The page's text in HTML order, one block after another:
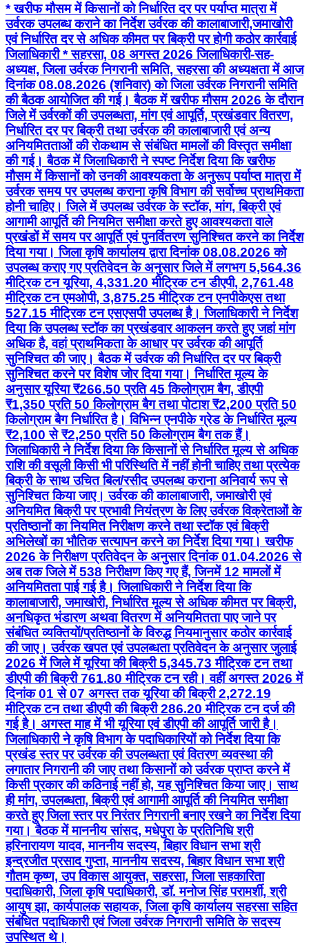
* खरीफ मौसम में किसानों को निर्धारित दर पर पर्याप्त मात्रा में
उर्वरक उपलब्ध कराने का निर्देश उर्वरक की कालाबाजारी,जमाखोरी
एवं निर्धारित दर से अधिक कीमत पर बिक्री पर होगी कठोर कार्रवाई
जिलाधिकारी * सहरसा, 08 अगस्त 2026 जिलाधिकारी-सह-
अध्यक्ष, जिला उर्वरक निगरानी समिति, सहरसा की अध्यक्षता में आज
दिनांक 08.08.2026 (शनिवार) को जिला उर्वरक निगरानी समिति
की बैठक आयोजित की गई। बैठक में खरीफ मौसम 2026 के दौरान
जिले में उर्वरकों की उपलब्धता, मांग एवं आपूर्ति, प्रखंडवार वितरण,
निर्धारित दर पर बिक्री तथा उर्वरक की कालाबाजारी एवं अन्य
अनियमितताओं की रोकथाम से संबंधित मामलों की विस्तृत समीक्षा
की गई। बैठक में जिलाधिकारी ने स्पष्ट निर्देश दिया कि खरीफ
मौसम में किसानों को उनकी आवश्यकता के अनुरूप पर्याप्त मात्रा में
उर्वरक समय पर उपलब्ध कराना कृषि विभाग की सर्वोच्च प्राथमिकता
होनी चाहिए। जिले में उपलब्ध उर्वरक के स्टॉक, मांग, बिक्री एवं
आगामी आपूर्ति की नियमित समीक्षा करते हुए आवश्यकता वाले
प्रखंडों में समय पर आपूर्ति एवं पुनर्वितरण सुनिश्चित करने का निर्देश
दिया गया। जिला कृषि कार्यालय द्वारा दिनांक 08.08.2026 को
उपलब्ध कराए गए प्रतिवेदन के अनुसार जिले में लगभग 5,564.36
मीट्रिक टन यूरिया, 4,331.20 मीट्रिक टन डीएपी, 2,761.48
मीट्रिक टन एमओपी, 3,875.25 मीट्रिक टन एनपीकेएस तथा
527.15 मीट्रिक टन एसएसपी उपलब्ध है। जिलाधिकारी ने निर्देश
दिया कि उपलब्ध स्टॉक का प्रखंडवार आकलन करते हुए जहां मांग
अधिक है, वहां प्राथमिकता के आधार पर उर्वरक की आपूर्ति
सुनिश्चित की जाए। बैठक में उर्वरक की निर्धारित दर पर बिक्री
सुनिश्चित करने पर विशेष जोर दिया गया। निर्धारित मूल्य के
अनुसार यूरिया ₹266.50 प्रति 45 किलोग्राम बैग, डीएपी
₹1,350 प्रति 50 किलोग्राम बैग तथा पोटाश ₹2,200 प्रति 50
किलोग्राम बैग निर्धारित है। विभिन्न एनपीके ग्रेड के निर्धारित मूल्य
₹2,100 से ₹2,250 प्रति 50 किलोग्राम बैग तक हैं।
जिलाधिकारी ने निर्देश दिया कि किसानों से निर्धारित मूल्य से अधिक
राशि की वसूली किसी भी परिस्थिति में नहीं होनी चाहिए तथा प्रत्येक
बिक्री के साथ उचित बिल/रसीद उपलब्ध कराना अनिवार्य रूप से
सुनिश्चित किया जाए। उर्वरक की कालाबाजारी, जमाखोरी एवं
अनियमित बिक्री पर प्रभावी नियंत्रण के लिए उर्वरक विक्रेताओं के
प्रतिष्ठानों का नियमित निरीक्षण करने तथा स्टॉक एवं बिक्री
अभिलेखों का भौतिक सत्यापन करने का निर्देश दिया गया। खरीफ
2026 के निरीक्षण प्रतिवेदन के अनुसार दिनांक 01.04.2026 से
अब तक जिले में 538 निरीक्षण किए गए हैं, जिनमें 12 मामलों में
अनियमितता पाई गई है। जिलाधिकारी ने निर्देश दिया कि
कालाबाजारी, जमाखोरी, निर्धारित मूल्य से अधिक कीमत पर बिक्री,
अनधिकृत भंडारण अथवा वितरण में अनियमितता पाए जाने पर
संबंधित व्यक्तियों/प्रतिष्ठानों के विरुद्ध नियमानुसार कठोर कार्रवाई
की जाए। उर्वरक खपत एवं उपलब्धता प्रतिवेदन के अनुसार जुलाई
2026 में जिले में यूरिया की बिक्री 5,345.73 मीट्रिक टन तथा
डीएपी की बिक्री 761.80 मीट्रिक टन रही। वहीं अगस्त 2026 में
दिनांक 01 से 07 अगस्त तक यूरिया की बिक्री 2,272.19
मीट्रिक टन तथा डीएपी की बिक्री 286.20 मीट्रिक टन दर्ज की
गई है। अगस्त माह में भी यूरिया एवं डीएपी की आपूर्ति जारी है।
जिलाधिकारी ने कृषि विभाग के पदाधिकारियों को निर्देश दिया कि
प्रखंड स्तर पर उर्वरक की उपलब्धता एवं वितरण व्यवस्था की
लगातार निगरानी की जाए तथा किसानों को उर्वरक प्राप्त करने में
किसी प्रकार की कठिनाई नहीं हो, यह सुनिश्चित किया जाए। साथ
ही मांग, उपलब्धता, बिक्री एवं आगामी आपूर्ति की नियमित समीक्षा
करते हुए जिला स्तर पर निरंतर निगरानी बनाए रखने का निर्देश दिया
गया। बैठक में माननीय सांसद, मधेपुरा के प्रतिनिधि श्री
हरिनारायण यादव, माननीय सदस्य, बिहार विधान सभा श्री
इन्द्रजीत प्रसाद गुप्ता, माननीय सदस्य, बिहार विधान सभा श्री
गौतम कृष्ण, उप विकास आयुक्त, सहरसा, जिला सहकारिता
पदाधिकारी, जिला कृषि पदाधिकारी, डॉ. मनोज सिंह परामर्शी, श्री
आयुष झा, कार्यपालक सहायक, जिला कृषि कार्यालय सहरसा सहित
संबंधित पदाधिकारी एवं जिला उर्वरक निगरानी समिति के सदस्य
उपस्थित थे।